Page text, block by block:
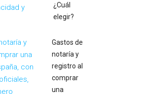
¿Cuál
elegir?
Gastos de
notaría y
registro al
comprar
una